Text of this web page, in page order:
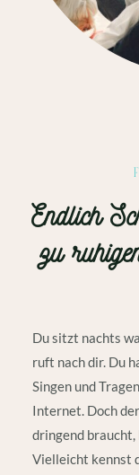
Endlich
zu
Du sitzt nachts
ruft nach dir. Du
Singen und
Internet. Doch
dringend braucht,
Vielleicht kennst